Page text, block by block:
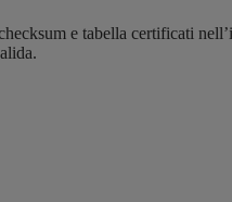
e tabella certificati